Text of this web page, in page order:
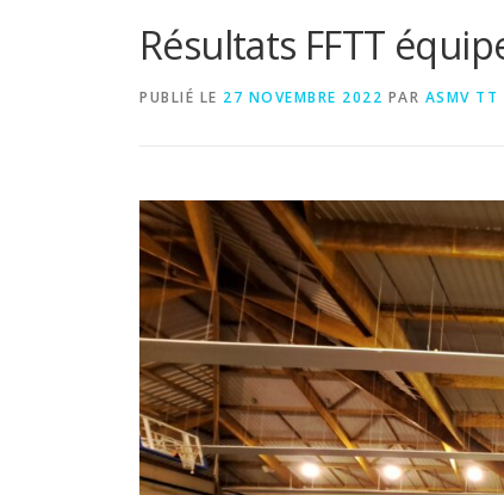
Résultats FFTT
PUBLIÉ LE 27 NOVEMBRE 2022 PAR ASMV TT